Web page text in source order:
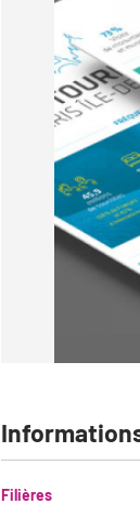
Filières